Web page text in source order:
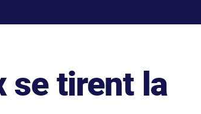
se tirent la